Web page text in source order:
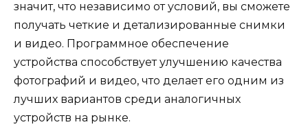
значит, что независимо от условий, вы сможете
получать четкие и детализированные снимки
и видео. Программное обеспечение
устройства способствует улучшению качества
фотографий и видео, что делает его одним из
лучших вариантов среди аналогичных
устройств на рынке.